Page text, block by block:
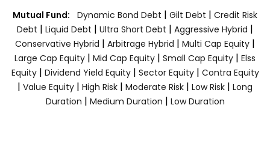
Mutual Fund: Dynamic Bond Debt | Gilt Debt | Credit Risk
Debt | Liquid Debt | Ultra Short Debt | Aggressive Hybrid |
Conservative Hybrid | Arbitrage Hybrid | Multi Cap Equity |
Large Cap Equity | Mid Cap Equity | Small Cap Equity | Elss
Equity| Dividend Yield Equity| Sector Equity | Contra Equity
| Value Equity | High Risk | Moderate Risk | Low Risk | Long
Duration | Medium Duration | Low Duration